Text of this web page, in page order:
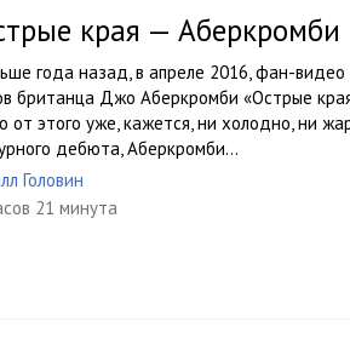
края —
года назад, в апреле 2016, фан-
британца Джо Аберкромби «Острые
от этого уже, кажется, ни холодно, ни
дебюта, Аберкромби...
Головин
21 минута